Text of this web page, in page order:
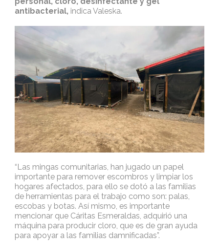
antibacterial, indica Valeska.
“Las mingas comunitarias, han jugado un papel
importante para remover escombros y limpiar los
hogares afectados, para ello se dotó a las familias
de herramientas para el trabajo como son: palas,
escobas y botas. Así mismo, es importante
mencionar que Cáritas Esmeraldas, adquirió una
máquina para producir cloro, que es de gran ayuda
para apoyar a las familias damnificadas”.